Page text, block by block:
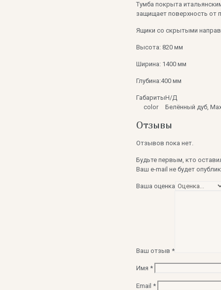
Тумба покрыта
защищает поверхность от
Ящики со скрытыми
Высота: 820 мм
Ширина: 1400 мм
Глубина:400 мм
ГабаритыН/Д
color
Белённый дуб,
Отзывы
Отзывов пока нет.
Будьте первым, кто
Ваш e-mail не будет
Ваша оценка
Ваш отзыв *
Имя *
Email *